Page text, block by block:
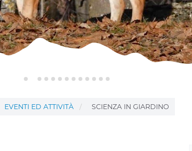
EVENTI ED ATTIVITÀ SCIENZA IN GIARDINO